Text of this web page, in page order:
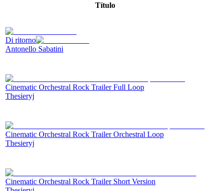
Título
Di ritorno
Antonello Sabatini
Cinematic Orchestral Rock Trailer Full Loop
Thesieryj
Cinematic Orchestral Rock Trailer Orchestral Loop
Thesieryj
Cinematic Orchestral Rock Trailer Short Version